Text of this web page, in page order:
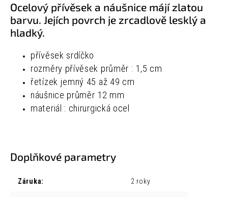
Ocelový přívěsek a náušnice májí zlatou
barvu. Jejích povrch je zrcadlově lesklý a
hladký.
přívěsek srdíčko
rozměry přívěsek průměr : 1,5 cm
řetízek jemný 45 až 49 cm
náušnice průměr 12 mm
materiál : chirurgická ocel
Doplňkové parametry
Záruka: 2 roky